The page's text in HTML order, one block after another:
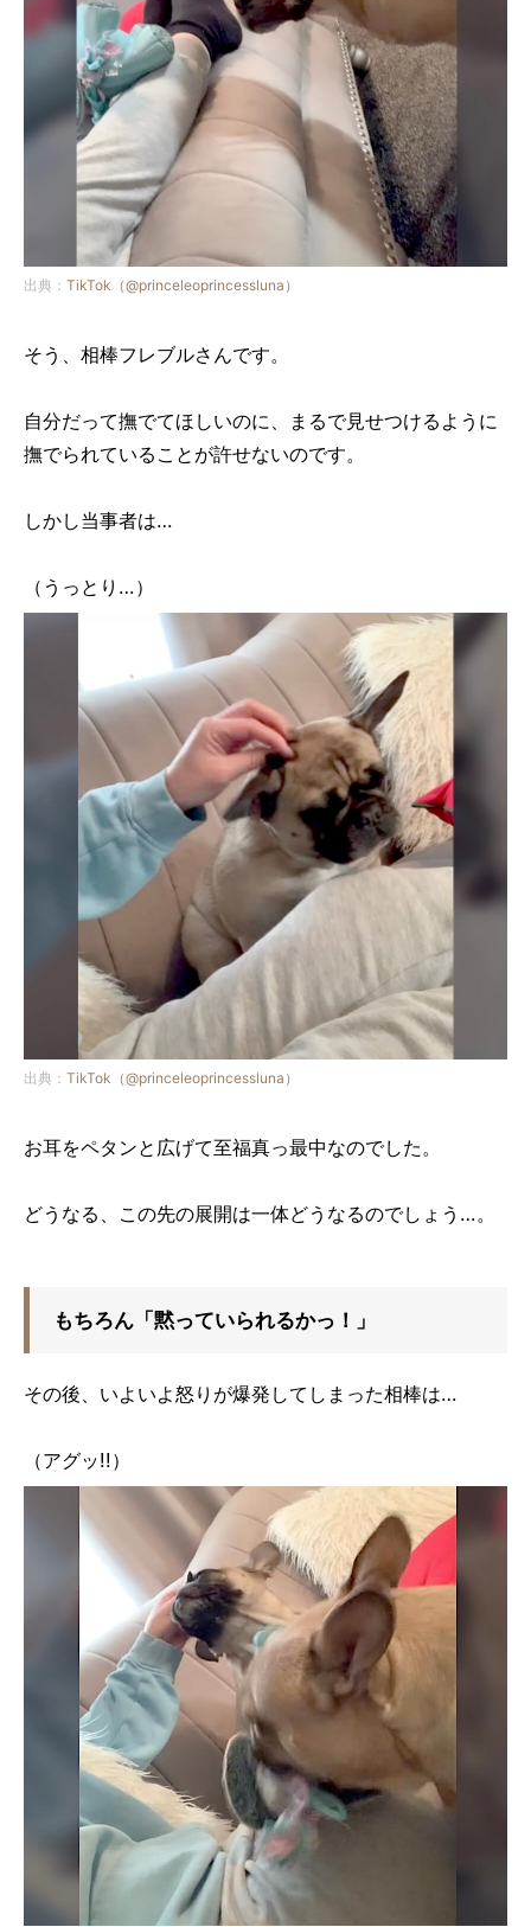
出典： TikTok（@princeleoprincessluna）
そう、相棒フレブルさんです。
自分だって撫でてほしいのに、まるで見せつけるように
撫でられていることが許せないのです。
しかし当事者は…
（うっとり…）
出典： TikTok（@princeleoprincessluna）
お耳をペタンと広げて至福真っ最中なのでした。
どうなる、この先の展開は一体どうなるのでしょう…。
もちろん「黙っていられるかっ！」
その後、いよいよ怒りが爆発してしまった相棒は…
（アグッ!!）